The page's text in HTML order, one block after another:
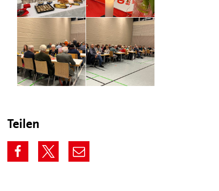
Teilen